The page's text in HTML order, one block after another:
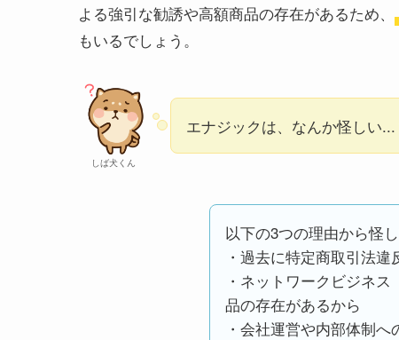
よる強引な勧誘や高額商品の存在があるため、
もいるでしょう。
しば犬くん
エナジックは、なんか怪しい...
以下の3つの理由から怪
・過去に特定商取引法
・ネットワークビジネ
品の存在があるから
・会社運営や内部体制